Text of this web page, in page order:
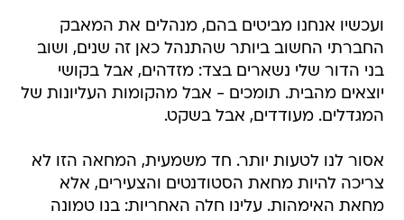
ועכשיו אנחנו מביטים בהם, מנהלים את המאבק
החברתי החשוב ביותר שהתנהל כאן זה שנים, ושוב
בני הדור שלי נשארים בצד: מזדהים, אבל בקושי
יוצאים מהבית. תומכים - אבל מהקומות העליונות של
המגדלים. מעודדים, אבל בשקט.
אסור לנו לטעות יותר. חד משמעית, המחאה הזו לא
צריכה להיות מחאת הסטודנטים והצעירים, אלא
מחאת האימהות. עלינו חלה האחריות: בנו טמונה